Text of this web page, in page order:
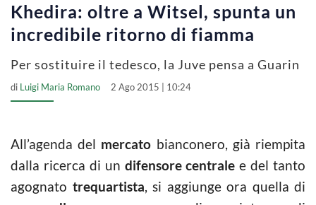
Khedira: oltre a Witsel, spunta un
incredibile ritorno di fiamma
Per sostituire il tedesco, la Juve pensa a Guarin
di Luigi Maria Romano 2 Ago 2015 | 10:24
All’agenda del mercato bianconero, già riempita
dalla ricerca di un difensore centrale e del tanto
agognato trequartista, si aggiunge ora quella di